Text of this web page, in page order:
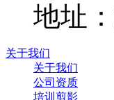
地址：
关于我们
关于我们
公司资质
培训剪影